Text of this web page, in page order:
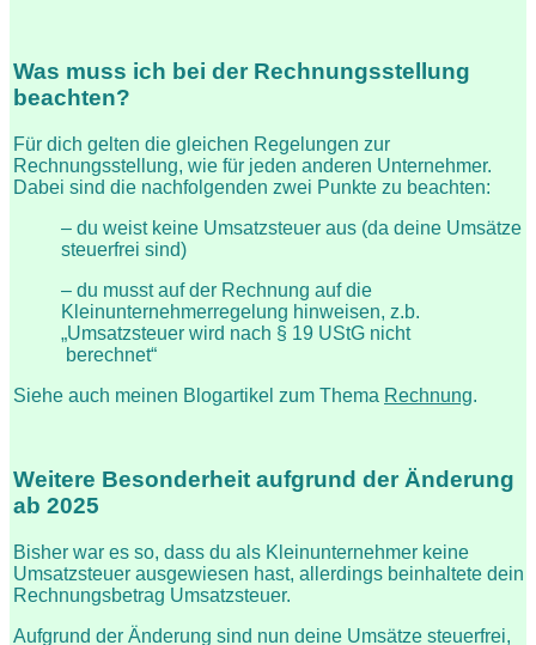
Was muss ich bei der Rechnungsstellung
beachten?
Für dich gelten die gleichen Regelungen zur
Rechnungsstellung, wie für jeden anderen Unternehmer.
Dabei sind die nachfolgenden zwei Punkte zu beachten:
– du weist keine Umsatzsteuer aus (da deine Umsätze
steuerfrei sind)
– du musst auf der Rechnung auf die
Kleinunternehmerregelung hinweisen, z.b.
„Umsatzsteuer wird nach § 19 UStG nicht
berechnet“
Siehe auch meinen Blogartikel zum Thema Rechnung.
Weitere Besonderheit aufgrund der Änderung
ab 2025
Bisher war es so, dass du als Kleinunternehmer keine
Umsatzsteuer ausgewiesen hast, allerdings beinhaltete dein
Rechnungsbetrag Umsatzsteuer.
Aufgrund der Änderung sind nun deine Umsätze steuerfrei,